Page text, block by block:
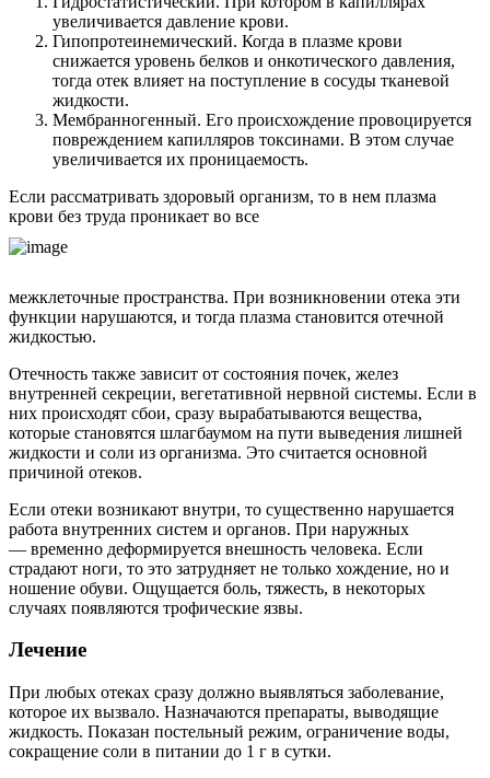
увеличивается давление крови.
Гипопротеинемический. Когда в плазме крови
снижается уровень белков и онкотического давления,
тогда отек влияет на поступление в сосуды тканевой
жидкости.
Мембранногенный. Его происхождение провоцируется
повреждением капилляров токсинами. В этом случае
увеличивается их проницаемость.
Если рассматривать здоровый организм, то в нем плазма
крови без труда проникает во все
межклеточные пространства. При возникновении отека эти
функции нарушаются, и тогда плазма становится отечной
жидкостью.
Отечность также зависит от состояния почек, желез
внутренней секреции, вегетативной нервной системы. Если в
них происходят сбои, сразу вырабатываются вещества,
которые становятся шлагбаумом на пути выведения лишней
жидкости и соли из организма. Это считается основной
причиной отеков.
Если отеки возникают внутри, то существенно нарушается
работа внутренних систем и органов. При наружных
— временно деформируется внешность человека. Если
страдают ноги, то это затрудняет не только хождение, но и
ношение обуви. Ощущается боль, тяжесть, в некоторых
случаях появляются трофические язвы.
Лечение
При любых отеках сразу должно выявляться заболевание,
которое их вызвало. Назначаются препараты, выводящие
жидкость. Показан постельный режим, ограничение воды,
сокращение соли в питании до 1 г в сутки.